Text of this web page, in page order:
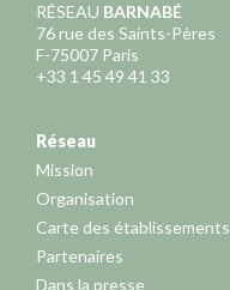
RÉSEAU BARNABÉ
76 rue des Saints-Pères
F-75007 Paris
+33 1 45 49 41 33
Réseau
Mission
Organisation
Carte des établissements
Partenaires
Dans la presse